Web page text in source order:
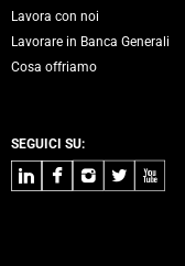
Lavora con noi
Lavorare in Banca Generali
Cosa offriamo
SEGUICI SU:
LinkedInFacebook
Instagram
Twitter